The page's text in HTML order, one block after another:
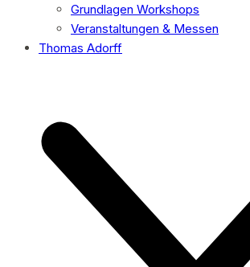
Grundlagen Workshops
Veranstaltungen & Messen
Thomas Adorff